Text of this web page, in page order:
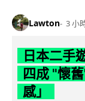
Lawton 3 小
日本二手
四成 "懷
感」